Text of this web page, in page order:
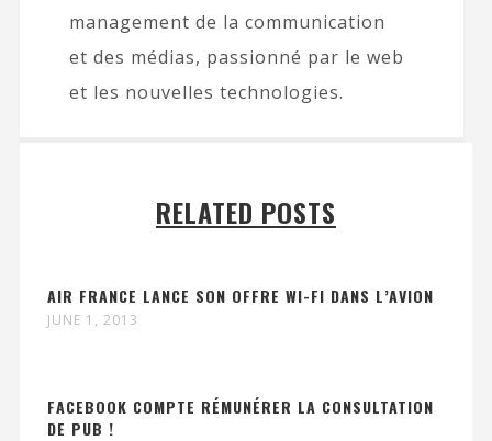
management de la communication
et des médias, passionné par le web
et les nouvelles technologies.
RELATED POSTS
AIR FRANCE LANCE SON OFFRE WI-FI DANS L’AVION
JUNE 1, 2013
FACEBOOK COMPTE RÉMUNÉRER LA CONSULTATION
DE PUB !